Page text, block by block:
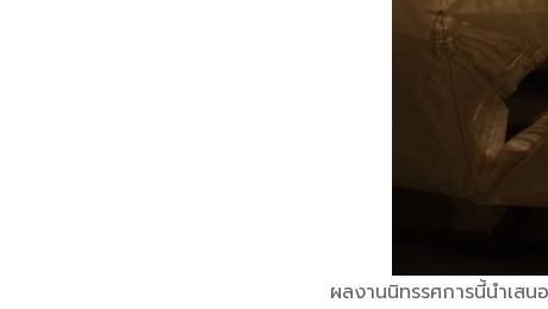
ผลงานนิทรรศการนี้นำเส